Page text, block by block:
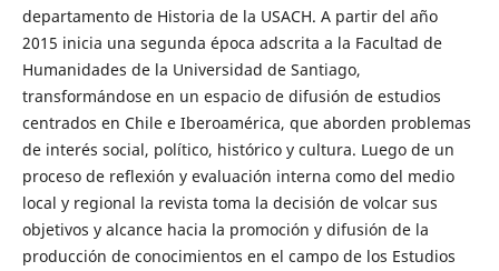
departamento de Historia de la USACH. A partir del año
2015 inicia una segunda época adscrita a la Facultad de
Humanidades de la Universidad de Santiago,
transformándose en un espacio de difusión de estudios
centrados en Chile e Iberoamérica, que aborden problemas
de interés social, político, histórico y cultura. Luego de un
proceso de reflexión y evaluación interna como del medio
local y regional la revista toma la decisión de volcar sus
objetivos y alcance hacia la promoción y difusión de la
producción de conocimientos en el campo de los Estudios